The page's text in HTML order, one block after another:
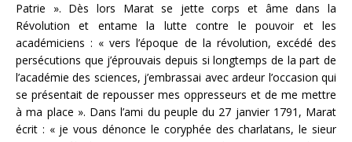
Patrie ». Dès lors Marat se jette corps et âme dans la
Révolution et entame la lutte contre le pouvoir et les
académiciens : « vers l’époque de la révolution, excédé des
persécutions que j’éprouvais depuis si longtemps de la part de
l’académie des sciences, j’embrassai avec ardeur l’occasion qui
se présentait de repousser mes oppresseurs et de me mettre
à ma place ». Dans l’ami du peuple du 27 janvier 1791, Marat
écrit : « je vous dénonce le coryphée des charlatans, le sieur